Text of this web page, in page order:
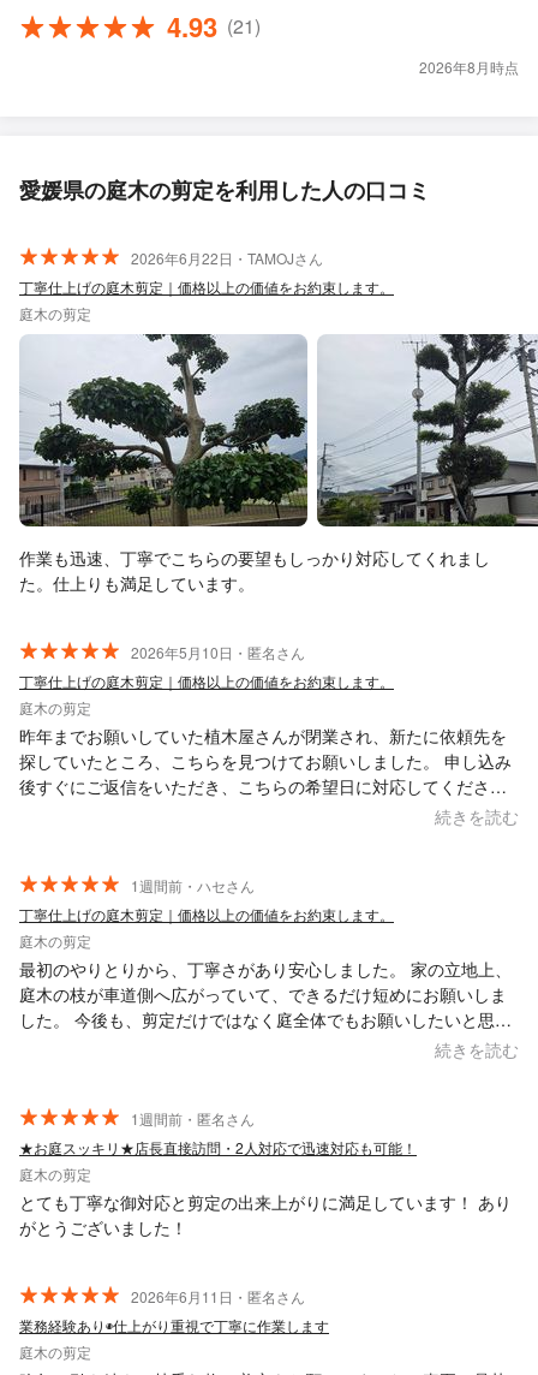
4.93 (21)
2026年8月時点
愛媛県の庭木の剪定を利用した人の口コミ
2026年6月22日・TAMOJさん
丁寧仕上げの庭木剪定｜価格以上の価値をお約束します。
庭木の剪定
作業も迅速、丁寧でこちらの要望もしっかり対応してくれまし
た。仕上りも満足しています。
2026年5月10日・匿名さん
丁寧仕上げの庭木剪定｜価格以上の価値をお約束します。
庭木の剪定
昨年までお願いしていた植木屋さんが閉業され、新たに依頼先を
探していたところ、こちらを見つけてお願いしました。 申し込み
後すぐにご返信をいただき、こちらの希望日に対応してください
ました。事前連絡や作業後の対応もとても丁寧で終始安心してお
ったうえで当初の範囲内の金額で対応していただきありがたかっ
たです。 こちらの「ここを重点的に整えてほしい」という希望を
しっかり聞いてくださりつつ、木の状態を見ながら「今後の管理
を考えるとこうした方が良い」と、切る前に都度提案してくださ
ったのもとても信頼できました。 また、来年以降のメンテナンス
費用も抑えやすいように剪定してくださるなど、先を見据えて作
業していただけたのも嬉しかったです。 作業後の片付けも本当に
完璧で、枝葉だけでなく草や落ち葉まできれいになっていて驚き
今後もぜひ長くお願いしたいと思っています。
続きを読む
1週間前・ハセさん
丁寧仕上げの庭木剪定｜価格以上の価値をお約束します。
庭木の剪定
最初のやりとりから、丁寧さがあり安心しました。 家の立地上、
庭木の枝が車道側へ広がっていて、できるだけ短めにお願いしま
した。 今後も、剪定だけではなく庭全体でもお願いしたいと思い
続きを読む
1週間前・匿名さん
★お庭スッキリ★店長直接訪問・2人対応で迅速対応も可能！
庭木の剪定
とても丁寧な御対応と剪定の出来上がりに満足しています！ あり
がとうございました！
2026年6月11日・匿名さん
業務経験あり◉仕上がり重視で丁寧に作業します
庭木の剪定